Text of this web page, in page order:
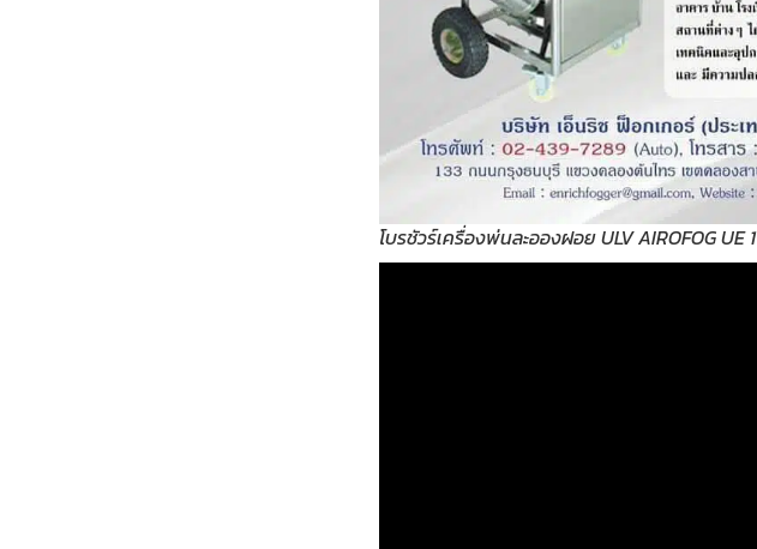
โบรชัวร์เครื่องพ่นละอองฝอย ULV AIROFOG UE 1